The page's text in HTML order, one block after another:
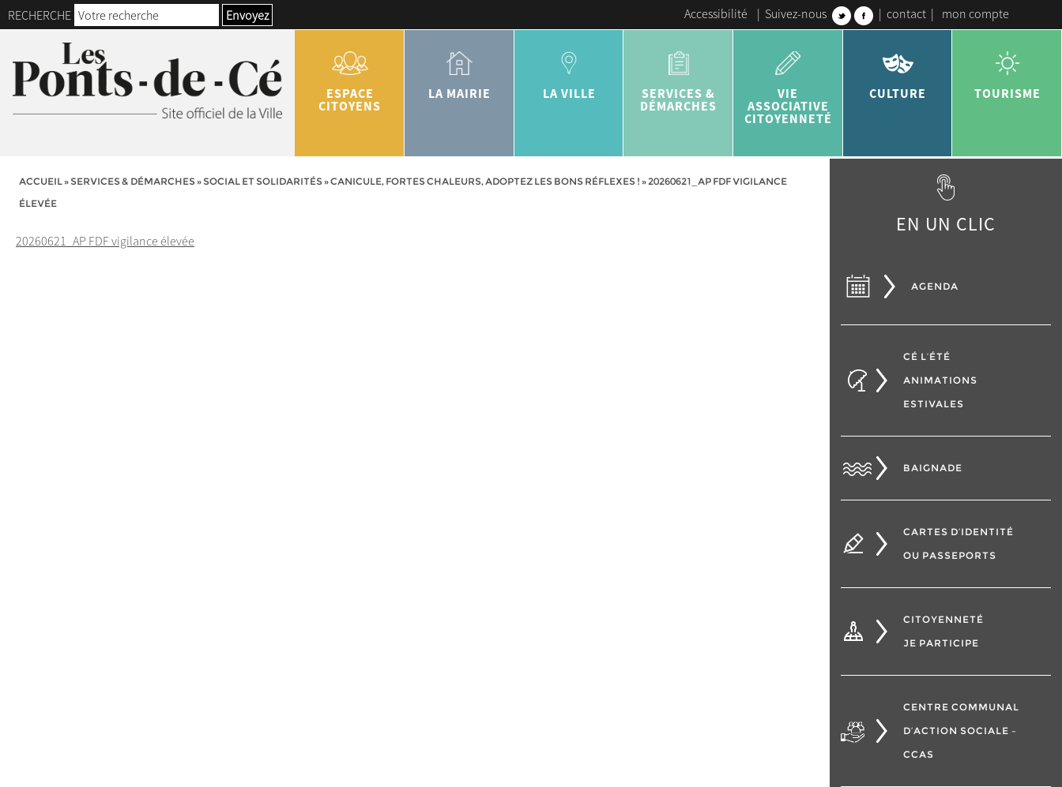
RECHERCHE Envoyez Accessibilité | Suivez-nous | contact | mon compte
ESPACE
CITOYENS
LA MAIRIE LA VILLE
SERVICES &
DÉMARCHES
VIE
ASSOCIATIVE
CITOYENNETÉ
CULTURE TOURISME
ACCUEIL» SERVICES & DÉMARCHES» SOCIAL ET SOLIDARITÉS»CANICULE, FORTES CHALEURS, ADOPTEZ LES BONS RÉFLEXES ! »20260621_AP FDF VIGILANCE
ÉLEVÉE
20260621_AP FDF vigilance élevée
EN UN CLIC
AGENDA
CÉ L’ÉTÉ
ANIMATIONS
ESTIVALES
BAIGNADE
CARTES D’IDENTITÉ
OU PASSEPORTS
CITOYENNETÉ
JE PARTICIPE
CENTRE COMMUNAL
D’ACTION SOCIALE –
CCAS